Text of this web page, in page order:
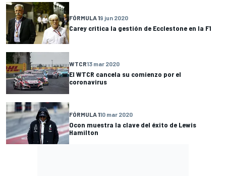
FÓRMULA 19 jun 2020
Carey critica la gestión de Ecclestone en la F1
WTCR13 mar 2020
El WTCR cancela su comienzo por el
coronavirus
FÓRMULA 110 mar 2020
Ocon muestra la clave del éxito de Lewis
Hamilton